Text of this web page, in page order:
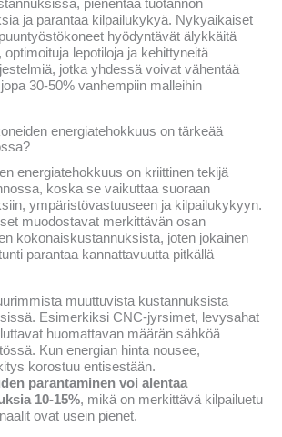
pienentää tuotannon
ja parantaa kilpailukykyä. Nykyaikaiset
hyödyntävät älykkäitä
optimoituja lepotiloja ja kehittyneitä
jotka yhdessä voivat vähentää
30-50% vanhempiin malleihin
energiatehokkuus on tärkeää
energiatehokkuus on kriittinen tekijä
koska se vaikuttaa suoraan
ympäristövastuuseen ja kilpailukykyyn.
muodostavat merkittävän osan
kokonaiskustannuksista, joten jokainen
parantaa kannattavuutta pitkällä
muuttuvista kustannuksista
Esimerkiksi CNC-jyrsimet, levysahat
huomattavan määrän sähköä
Kun energian hinta nousee,
korostuu entisestään.
parantaminen voi alentaa
10-15%, mikä on merkittävä kilpailuetu
ovat usein pienet.